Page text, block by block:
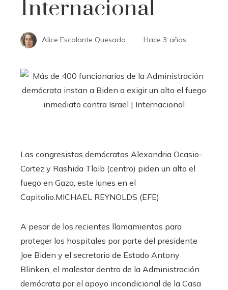
Internacional
Alice Escalante Quesada Hace 3 años
Las congresistas demócratas Alexandria Ocasio-
Cortez y Rashida Tlaib (centro) piden un alto el
fuego en Gaza, este lunes en el
Capitolio.MICHAEL REYNOLDS (EFE)
A pesar de los recientes llamamientos para
proteger los hospitales por parte del presidente
Joe Biden y el secretario de Estado Antony
Blinken, el malestar dentro de la Administración
demócrata por el apoyo incondicional de la Casa